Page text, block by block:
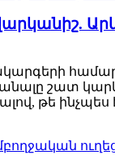
շատ
թե